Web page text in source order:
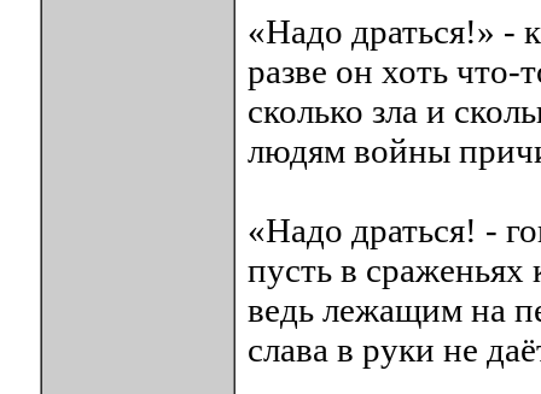
«Надо драться!» -
разве он хоть что-
сколько зла и
людям войны
«Надо драться! -
пусть в сраженьях
ведь лежащим на
слава в руки не